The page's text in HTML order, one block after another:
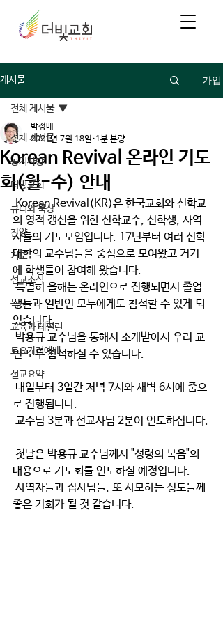
게시물 가입
전체 게시물
공지사항
더빛교회
큐티와 묵상
찬양
기도
선교소식
독서
교육과 테필린
토요가정예배
설교요약
전체 게시물
Korean Revival 온라인 기도
회(월-수) 안내
박정배
2021년 7월 18일 1분 분량
Korean Revival(KR)은 한국교회와 신학교
의 영적 갱신을 위한 신학교수, 신학생, 사역
자들의 기도모임입니다. 17년부터 여러 신학
대학의 교수님들을 중심으로 모여왔고 거기
에 학생들이 참여해 왔습니다.
특별히 올해는 온라인으로 진행되면서 졸업
생들과 일반인 모두에게도 참석할 수 있게 되
었습니다.
인 모두 참석하실 수 있습니다.
로 진행됩니다.
교수님 3분과 선교사님 2분이 인도하십니다.
내용으로 기도회를 인도하실 예정입니다.
좋은 기회가 될 것 같습니다.